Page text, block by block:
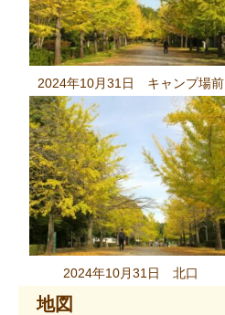
2024年10月31日 キャンプ場前
2024年10月31日 北口
地図